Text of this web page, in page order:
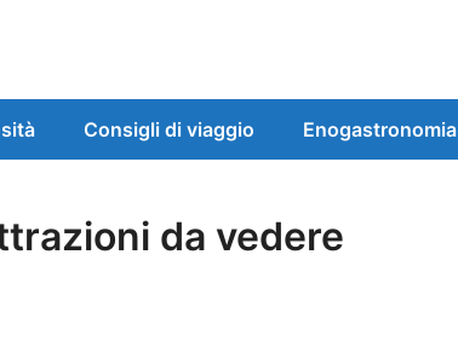
Consigli di viaggio Enogastronomia
da vedere